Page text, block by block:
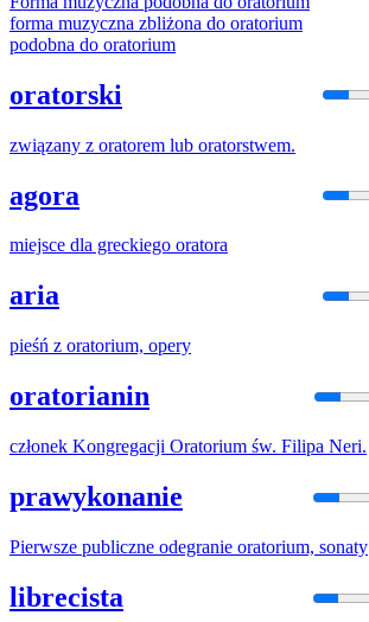
forma muzyczna zbliżona do oratorium
podobna do oratorium
oratorski
związany z oratorem lub oratorstwem.
agora
miejsce dla greckiego oratora
aria
pieśń z oratorium, opery
oratorianin
członek Kongregacji Oratorium św. Filipa Neri.
prawykonanie
Pierwsze publiczne odegranie oratorium, sonaty
librecista